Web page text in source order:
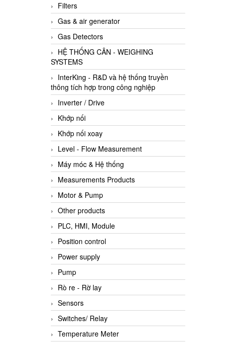
Filters
Gas & air generator
Gas Detectors
HỆ THỐNG CÂN - WEIGHING
SYSTEMS
InterKing - R&D và hệ thống truyền
thông tích hợp trong công nghiệp
Inverter / Drive
Khớp nối
Khớp nối xoay
Level - Flow Measurement
Máy móc & Hệ thống
Measurements Products
Motor & Pump
Other products
PLC, HMI, Module
Position control
Power supply
Pump
Rò re - Rờ lay
Sensors
Switches/ Relay
Temperature Meter